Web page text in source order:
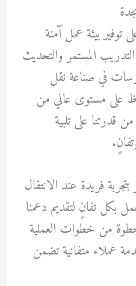
بيئة عمل آمنة
المستمر والتحديث
في صناعة نقل
على مستوى عالي من
قدرتنا على تلبية
فريدة عند الانتقال
بكل تفانٍ لتقديم دعمنا
من خطوات العملية
عملاء متفانية تضمن